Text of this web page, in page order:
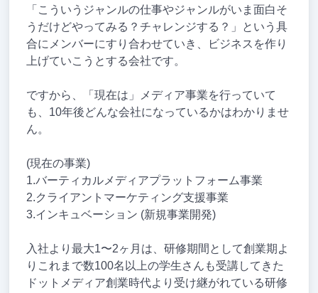
「こういうジャンルの仕事やジャンルがいま面白そ
うだけどやってみる？チャレンジする？」という具
合にメンバーにすり合わせていき、ビジネスを作り
上げていこうとする会社です。
ですから、「現在は」メディア事業を行っていて
も、10年後どんな会社になっているかはわかりませ
ん。
(現在の事業)
1.バーティカルメディアプラットフォーム事業
2.クライアントマーケティング支援事業
3.インキュベーション (新規事業開発)
入社より最大1〜2ヶ月は、研修期間として創業期よ
りこれまで数100名以上の学生さんも受講してきた
ドットメディア創業時代より受け継がれている研修